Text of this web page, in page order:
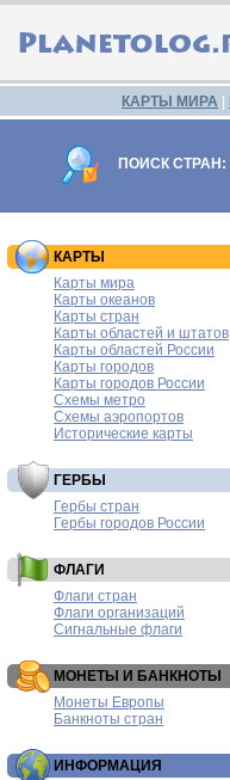
КАРТЫ МИРА
ПОИСК СТРАН:
КАРТЫ
Карты мира
Карты океанов
Карты стран
Карты областей и штатов
Карты областей России
Карты городов
Карты городов России
Схемы метро
Схемы аэропортов
Исторические карты
ГЕРБЫ
Гербы стран
Гербы городов России
ФЛАГИ
Флаги стран
Флаги организаций
Сигнальные флаги
МОНЕТЫ И БАНКНОТЫ
Монеты Европы
Банкноты стран
ИНФОРМАЦИЯ